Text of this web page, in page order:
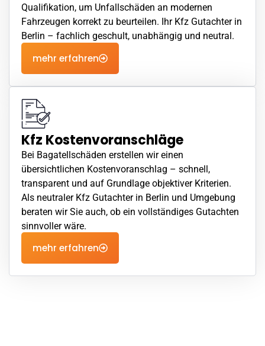
Qualifikation, um Unfallschäden an modernen
Fahrzeugen korrekt zu beurteilen. Ihr Kfz Gutachter in
Berlin – fachlich geschult, unabhängig und neutral.
mehr erfahren
Kfz Kostenvoranschläge
Bei Bagatellschäden erstellen wir einen
übersichtlichen Kostenvoranschlag – schnell,
transparent und auf Grundlage objektiver Kriterien.
Als neutraler Kfz Gutachter in Berlin und Umgebung
beraten wir Sie auch, ob ein vollständiges Gutachten
sinnvoller wäre.
mehr erfahren